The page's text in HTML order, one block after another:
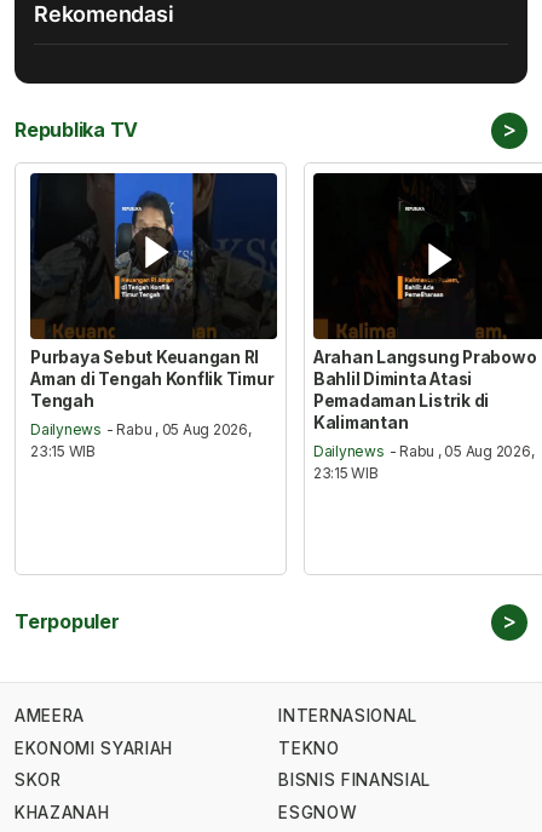
Rekomendasi
Republika TV >
Purbaya Sebut Keuangan RI
Aman di Tengah Konflik Timur
Tengah
Dailynews - Rabu , 05 Aug 2026,
23:15 WIB
Arahan Langsung Prabowo
Bahlil Diminta Atasi
Pemadaman Listrik di
Kalimantan
Dailynews - Rabu , 05 Aug 2026,
23:15 WIB
Terpopuler >
AMEERA
EKONOMI SYARIAH
SKOR
KHAZANAH
INTERNASIONAL
TEKNO
BISNIS FINANSIAL
ESGNOW